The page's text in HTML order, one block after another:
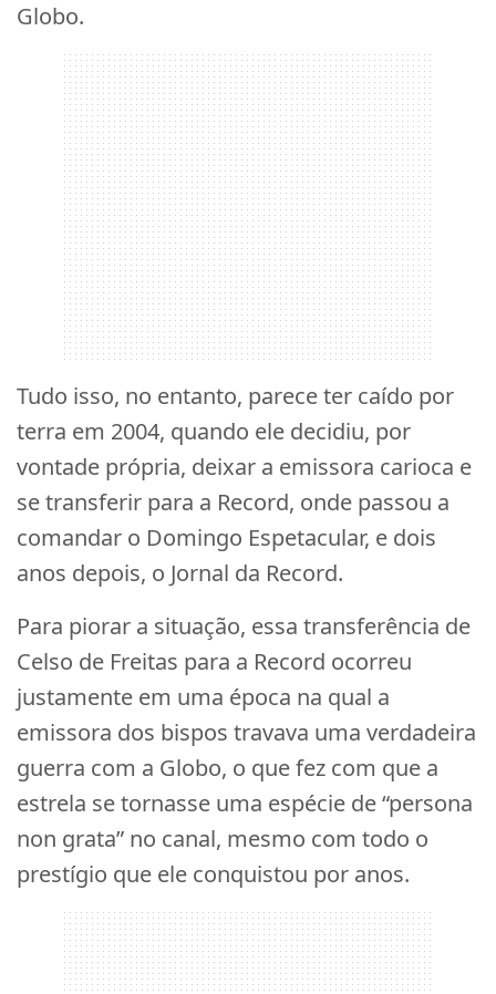
Globo.
Tudo isso, no entanto, parece ter caído por
terra em 2004, quando ele decidiu, por
vontade própria, deixar a emissora carioca e
se transferir para a Record, onde passou a
comandar o Domingo Espetacular, e dois
anos depois, o Jornal da Record.
Para piorar a situação, essa transferência de
Celso de Freitas para a Record ocorreu
justamente em uma época na qual a
emissora dos bispos travava uma verdadeira
guerra com a Globo, o que fez com que a
estrela se tornasse uma espécie de “persona
non grata” no canal, mesmo com todo o
prestígio que ele conquistou por anos.